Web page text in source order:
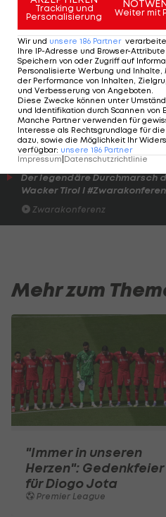
Ding dieses Jahr
Der legendäre Durchmarsch
Wacker Tirol I
Zwarakonferenz
Mehr zum
"Immer in unseren
Herzen": Gedenkfeier
für Diogo Jota
Premier League
Tracking und
Personalisierung
Weiter mit
Wir und unsere 186 Partner
Ihre IP-Adresse und Browser-
Speichern von oder Zugriff auf
Personalisierte Werbung und
der Performance von Inhalten,
und Verbesserung von Angeboten.
Diese Zwecke können unter
und Identifikation durch Scannen von
Manche Partner verwenden für
Interesse als Rechtsgrundlage für
dazu, sowie die Möglichkeit Ihr
verfügbar: unsere 186 Partner
Impressum Datenschutzrichtlinie